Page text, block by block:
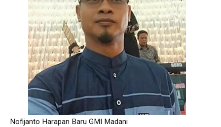
Nofijanto Harapan Baru GMI Madani